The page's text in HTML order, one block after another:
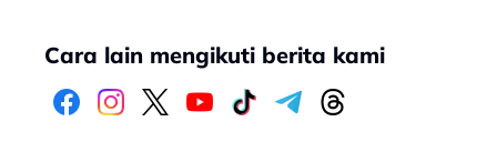
Cara lain mengikuti berita kami